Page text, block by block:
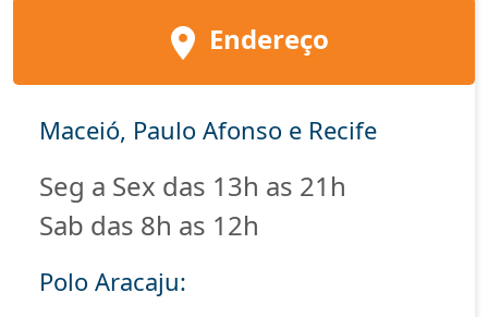
Endereço
Maceió, Paulo Afonso e Recife
Seg a Sex das 13h as 21h
Sab das 8h as 12h
Polo Aracaju: